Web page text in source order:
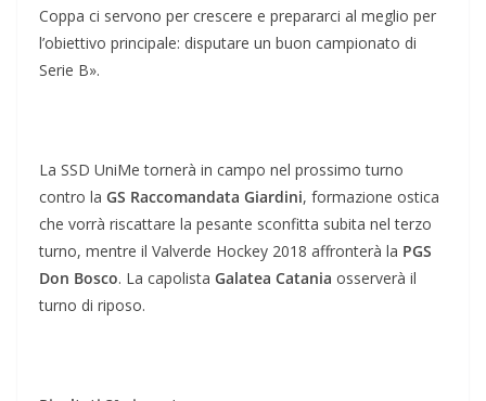
Coppa ci servono per crescere e prepararci al meglio per
l’obiettivo principale: disputare un buon campionato di
Serie B».
La SSD UniMe tornerà in campo nel prossimo turno
contro la GS Raccomandata Giardini, formazione ostica
che vorrà riscattare la pesante sconfitta subita nel terzo
turno, mentre il Valverde Hockey 2018 affronterà la PGS
Don Bosco. La capolista Galatea Catania osserverà il
turno di riposo.